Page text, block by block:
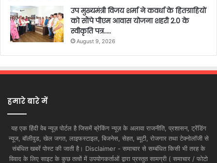
उप मुख्यमंत्री विजय शर्मा ने कवर्धा के हितग्राहियों
को सौंपे पीएम आवास योजना शहरी 2.0 के
स्वीकृति पत्र…..
August 9, 2026
हमारे बारे में
यह एक हिंदी वेब न्यूज़ पोर्टल है जिसमें ब्रेकिंग न्यूज़ के अलावा राजनीति, प्रशासन, ट्रेंडिंग
न्यूज, बॉलीवुड, खेल जगत, लाइफस्टाइल, बिजनेस, सेहत, ब्यूटी, रोजगार तथा टेक्नोलॉजी से
संबंधित खबरें पोस्ट की जाती है। Disclaimer - समाचार से सम्बंधित किसी भी तरह के
विवाद के लिए साइट के कुछ तत्वों में उपयोगकर्ताओं द्वारा प्रस्तुत सामग्री ( समाचार / फोटो